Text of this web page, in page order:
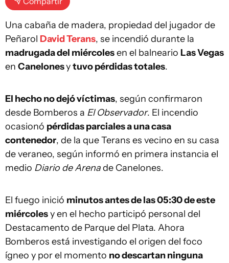
Una cabaña de madera, propiedad del jugador de
Peñarol David Terans, se incendió durante la
madrugada del miércolesen el balneario Las Vegas
en Canelonesytuvo pérdidas totales.
El hecho no dejó víctimas, según confirmaron
desde Bomberos a El Observador. El incendio
ocasionó pérdidas parciales a una casa
contenedor, de la que Terans es vecino en su casa
de veraneo, según informó en primera instancia el
medio Diario de Arenade Canelones.
El fuego inició minutos antes de las 05:30 de este
miércolesy en el hecho participó personal del
Destacamento de Parque del Plata. Ahora
Bomberos está investigando el origen del foco
ígneo y por el momento no descartan ninguna